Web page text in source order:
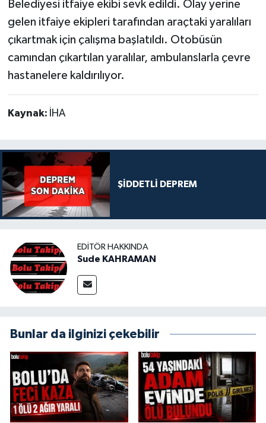
Belediyesi itfaiye ekibi sevk edildi. Olay yerine
gelen itfaiye ekipleri tarafından araçtaki yaralıları
çıkartmak için çalışma başlatıldı. Otobüsün
camından çıkartılan yaralılar, ambulanslarla çevre
hastanelere kaldırılıyor.
Kaynak: İHA
ŞİDDETLİ DEPREM
EDITÖR HAKKINDA
Sude KAHRAMAN
Bunlar da ilginizi çekebilir